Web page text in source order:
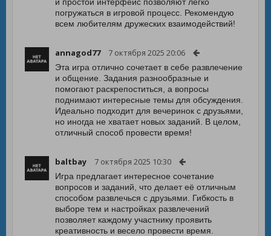
погружаться в игровой процесс. Рекомендую
всем любителям дружеских взаимодействий!
annagod77 7 октября 2025 20:06
Эта игра отлично сочетает в себе развлечение
и общение. Задания разнообразные и
помогают раскрепоститься, а вопросы
поднимают интересные темы для обсуждения.
Идеально подходит для вечеринок с друзьями,
но иногда не хватает новых заданий. В целом,
отличный способ провести время!
baltbay 7 октября 2025 10:30
Игра предлагает интересное сочетание
вопросов и заданий, что делает её отличным
способом развлечься с друзьями. Гибкость в
выборе тем и настройках развлечений
позволяет каждому участнику проявить
креативность и весело провести время.